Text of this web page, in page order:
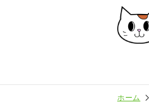
ホーム